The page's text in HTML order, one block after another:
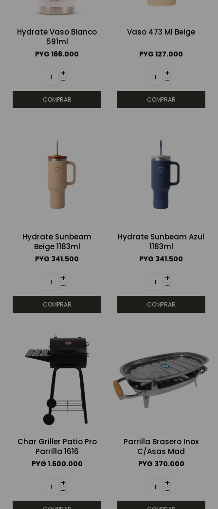
Hydrate Vaso Blanco
591ml
PYG 166.000
+
-
Vaso 473 Ml Beige
PYG 127.000
+
-
Hydrate Sunbeam
Beige 1183ml
PYG 341.500
+
-
Hydrate Sunbeam Azul
1183ml
PYG 341.500
+
-
Char Griller Patio Pro
Parrilla 1616
PYG 1.600.000
+
-
Parrilla Brasero Inox
C/Asas Mad
PYG 370.000
+
-